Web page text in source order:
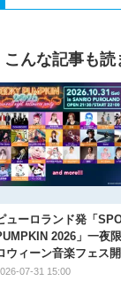
こんな記事も
ューロランド発「
2026」一夜
ウィーン音楽フェス
！07-31 15:00